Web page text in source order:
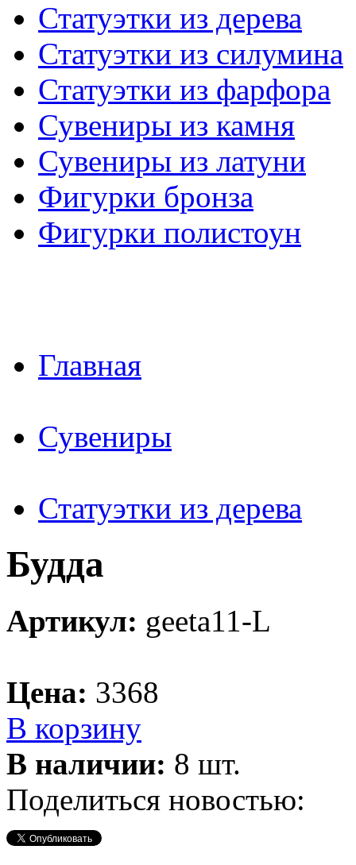
Статуэтки из дерева
Статуэтки из силумина
Статуэтки из фарфора
Сувениры из камня
Сувениры из латуни
Фигурки бронза
Фигурки полистоун
Главная
Сувениры
Статуэтки из дерева
Будда
Артикул: geeta11-L
Цена: 3368
В корзину
В наличии: 8 шт.
Поделиться новостью: